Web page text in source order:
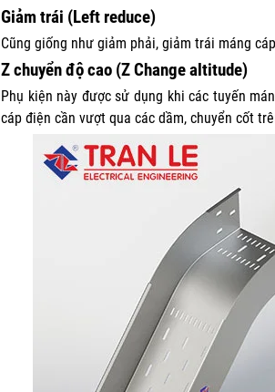
Giảm trái (Left reduce)
Cũng giống như giảm phải, giảm trái máng
Z chuyển độ cao (Z Change altitude)
Phụ kiện này được sử dụng khi các tuyến
cáp điện cần vượt qua các dầm, chuyển cốt